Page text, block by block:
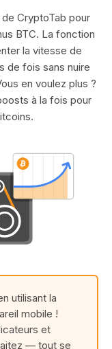
CryptoTab pour
BTC. La fonction
la vitesse de
de fois sans nuire
en voulez plus ?
à la fois pour
utilisant la
mobile !
et
— tout se